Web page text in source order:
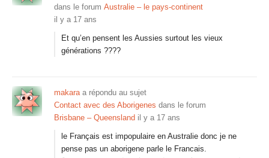
dans le forum Australie – le pays-continent
il y a 17 ans
Et qu’en pensent les Aussies surtout les vieux
générations ????
makaraa répondu au sujet
Contact avec des Aborigenes dans le forum
Brisbane – Queensland il y a 17 ans
le Français est impopulaire en Australie donc je ne
pense pas un aborigene parle le Francais.